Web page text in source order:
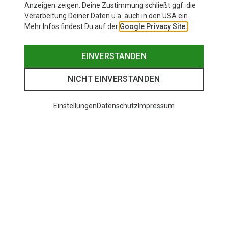
Anzeigen zeigen. Deine Zustimmung schließt ggf. die
Verarbeitung Deiner Daten u.a. auch in den USA ein.
Mehr Infos findest Du auf der Google Privacy Site.
EINVERSTANDEN
NICHT EINVERSTANDEN
EinstellungenDatenschutz Impressum